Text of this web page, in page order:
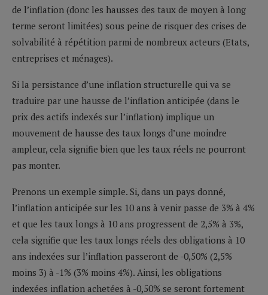
de l’inflation (donc les hausses des taux de moyen à long
terme seront limitées) sous peine de risquer des crises de
solvabilité à répétition parmi de nombreux acteurs (Etats,
entreprises et ménages).
Si la persistance d’une inflation structurelle qui va se
traduire par une hausse de l’inflation anticipée (dans le
prix des actifs indexés sur l’inflation) implique un
mouvement de hausse des taux longs d’une moindre
ampleur, cela signifie bien que les taux réels ne pourront
pas monter.
Prenons un exemple simple. Si, dans un pays donné,
l’inflation anticipée sur les 10 ans à venir passe de 3% à 4%
et que les taux longs à 10 ans progressent de 2,5% à 3%,
cela signifie que les taux longs réels des obligations à 10
ans indexées sur l’inflation passeront de -0,50% (2,5%
moins 3) à -1% (3% moins 4%). Ainsi, les obligations
indexées inflation achetées à -0,50% se seront fortement